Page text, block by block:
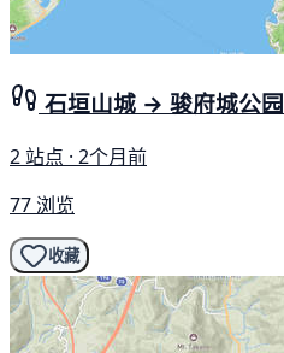
石垣山城 → 骏府城公园
2 站点 · 2个月前
77 浏览
收藏